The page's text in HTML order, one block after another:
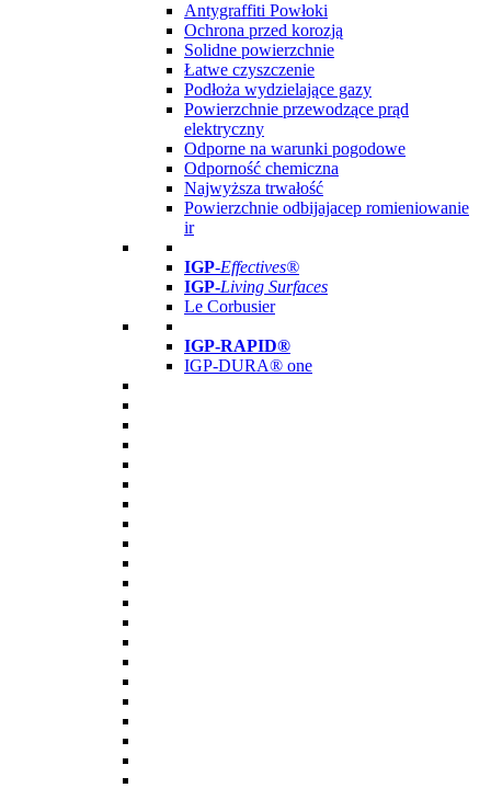
Antygraffiti Powłoki
Ochrona przed korozją
Solidne powierzchnie
Łatwe czyszczenie
Podłoża wydzielające gazy
Powierzchnie przewodzące prąd
elektryczny
Odporne na warunki pogodowe
Odporność chemiczna
Najwyższa trwałość
Powierzchnie odbijajacep romieniowanie
ir
IGP-Effectives®
IGP-Living Surfaces
Le Corbusier
IGP-RAPID®
IGP-DURA® one